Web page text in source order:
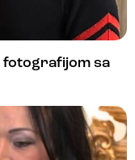
fotografijom sa